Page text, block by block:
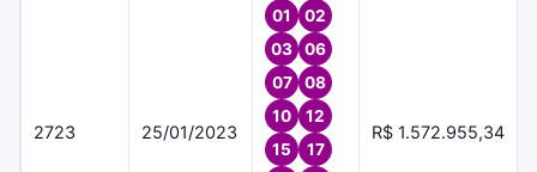
2723 25/01/2023
01
02
03
06
07
08
10
12
15
17
R$ 1.572.955,34